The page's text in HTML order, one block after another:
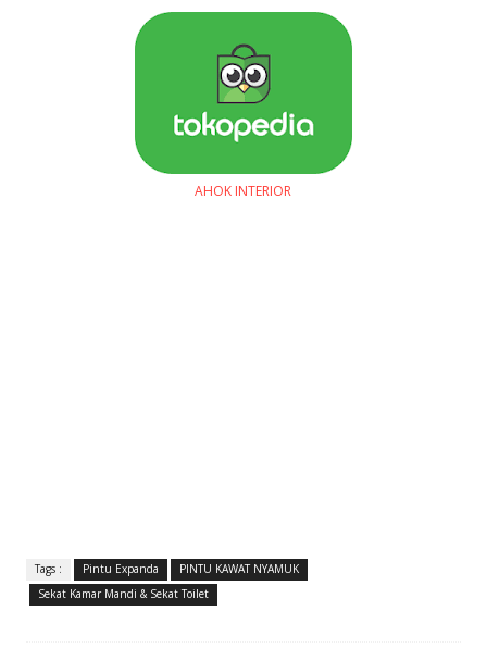
AHOK INTERIOR
Tags : Pintu Expanda
PINTU KAWAT NYAMUK
Sekat Kamar Mandi & Sekat Toilet